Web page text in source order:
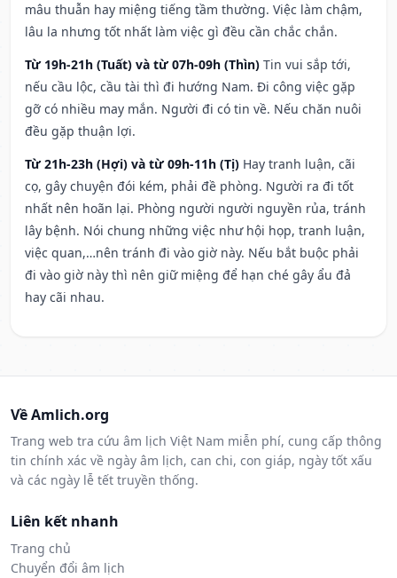
mâu thuẫn hay miệng tiếng tầm thường. Việc làm chậm,
lâu la nhưng tốt nhất làm việc gì đều cần chắc chắn.
Từ 19h-21h (Tuất) và từ 07h-09h (Thìn) Tin vui sắp tới,
nếu cầu lộc, cầu tài thì đi hướng Nam. Đi công việc gặp
gỡ có nhiều may mắn. Người đi có tin về. Nếu chăn nuôi
đều gặp thuận lợi.
Từ 21h-23h (Hợi) và từ 09h-11h (Tị) Hay tranh luận, cãi
cọ, gây chuyện đói kém, phải đề phòng. Người ra đi tốt
nhất nên hoãn lại. Phòng người người nguyền rủa, tránh
lây bệnh. Nói chung những việc như hội họp, tranh luận,
việc quan,…nên tránh đi vào giờ này. Nếu bắt buộc phải
đi vào giờ này thì nên giữ miệng để hạn ché gây ẩu đả
hay cãi nhau.
Về Amlich.org
Trang web tra cứu âm lịch Việt Nam miễn phí, cung cấp thông
tin chính xác về ngày âm lịch, can chi, con giáp, ngày tốt xấu
và các ngày lễ tết truyền thống.
Liên kết nhanh
Trang chủ
Chuyển đổi âm lịch